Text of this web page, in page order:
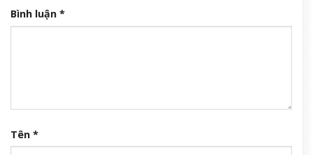
Bình luận *
Tên *